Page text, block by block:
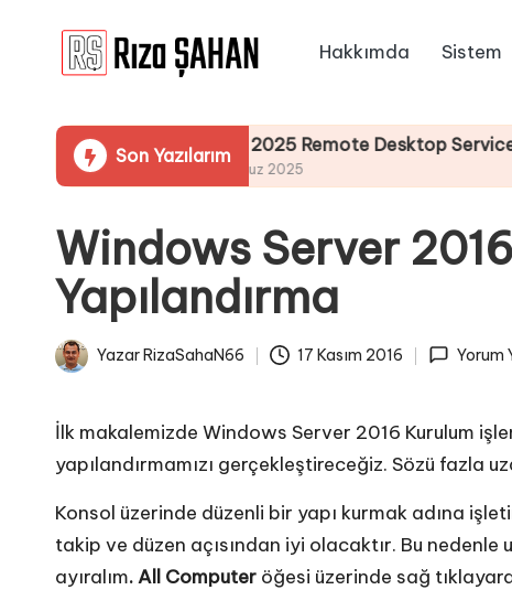
content
ı
z
a
Ş
A
H
N
Bilgi
Paylaşım
Portalı
Hakkımda Sistem
Son Yazılarım
Server 2025 Remote Desktop Services
Windows Server
Yapılandırma
Posted
Yazar RizaSahaN66 17 Kasım 2016 Yorum
İlk makalemizde Windows Server 2016 Kurulum
yapılandırmamızı gerçekleştireceğiz. Sözü fazla
Konsol üzerinde düzenli bir yapı kurmak adına
takip ve düzen açısından iyi olacaktır. Bu
ayıralım. All Computer öğesi üzerinde sağ